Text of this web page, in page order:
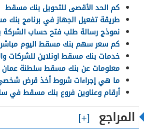
كم الحد الأقصى للتحويل بنك مسقط
طريقة تفعيل الجهاز في برنامج بنك
نموذج رسالة طلب فتح حساب
كم سعر سهم بنك مسقط اليوم مباشر 2025
خدمات بنك مسقط اونلاين للشركات
معلومات عن بنك مسقط سلطنة عمان
ما هي إجراءات شروط أخذ قرض
أرقام وعناوين فروع بنك مسقط في
المراجع